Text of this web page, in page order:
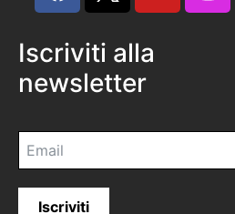
Iscriviti alla
newsletter
Iscriviti